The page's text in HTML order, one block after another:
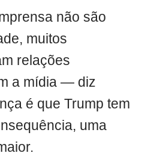
não são
muitos
relações
a mídia — diz
é que Trump tem
uma